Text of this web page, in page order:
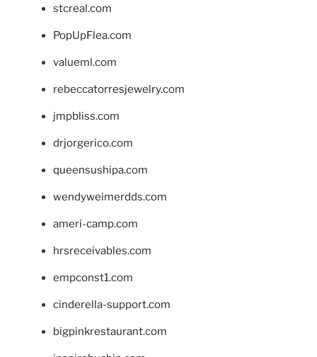
stcreal.com
PopUpFlea.com
valueml.com
rebeccatorresjewelry.com
jmpbliss.com
drjorgerico.com
queensushipa.com
wendyweimerdds.com
ameri-camp.com
hrsreceivables.com
empconst1.com
cinderella-support.com
bigpinkrestaurant.com